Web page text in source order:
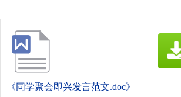
《同学聚会即兴发言范文.doc》